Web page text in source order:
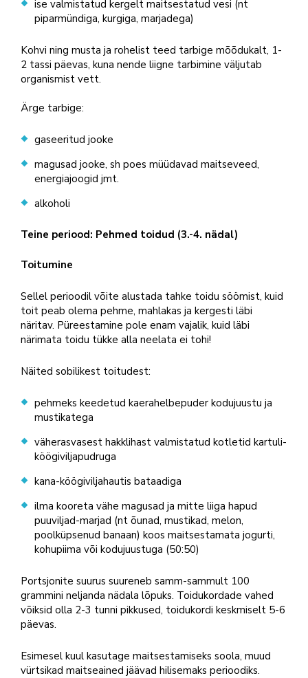
ise valmistatud kergelt maitsestatud vesi (nt
piparmündiga, kurgiga, marjadega)
Kohvi ning musta ja rohelist teed tarbige mõõdukalt, 1-
2 tassi päevas, kuna nende liigne tarbimine väljutab
organismist vett.
Ärge tarbige:
gaseeritud jooke
magusad jooke, sh poes müüdavad maitseveed,
energiajoogid jmt.
alkoholi
Teine periood: Pehmed toidud (3.-4. nädal)
Toitumine
Sellel perioodil võite alustada tahke toidu söömist, kuid
toit peab olema pehme, mahlakas ja kergesti läbi
näritav. Püreestamine pole enam vajalik, kuid läbi
närimata toidu tükke alla neelata ei tohi!
Näited sobilikest toitudest:
pehmeks keedetud kaerahelbepuder kodujuustu ja
mustikatega
väherasvasest hakklihast valmistatud kotletid kartuli-
köögiviljapudruga
kana-köögiviljahautis bataadiga
ilma kooreta vähe magusad ja mitte liiga hapud
puuviljad-marjad (nt õunad, mustikad, melon,
poolküpsenud banaan) koos maitsestamata jogurti,
kohupiima või kodujuustuga (50:50)
Portsjonite suurus suureneb samm-sammult 100
grammini neljanda nädala lõpuks. Toidukordade vahed
võiksid olla 2-3 tunni pikkused, toidukordi keskmiselt 5-6
päevas.
Esimesel kuul kasutage maitsestamiseks soola, muud
vürtsikad maitseained jäävad hilisemaks perioodiks.